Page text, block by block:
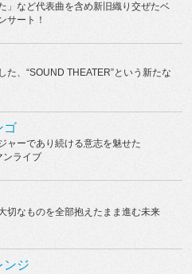
」など代表曲を含め新旧織り交ぜたベ
サート！
た、“SOUND THEATER”という新たな
ゴ
ャーであり続ける意志を魅せた
ンライブ
切なものを全部抱えたまま進む未来
ンジ